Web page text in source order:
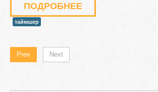
ПОДРОБНЕЕ
таймшер
Prev Next